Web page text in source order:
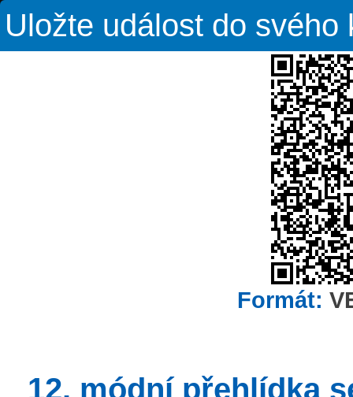
Uložte událost do
Formát:
12. módní přehlídka